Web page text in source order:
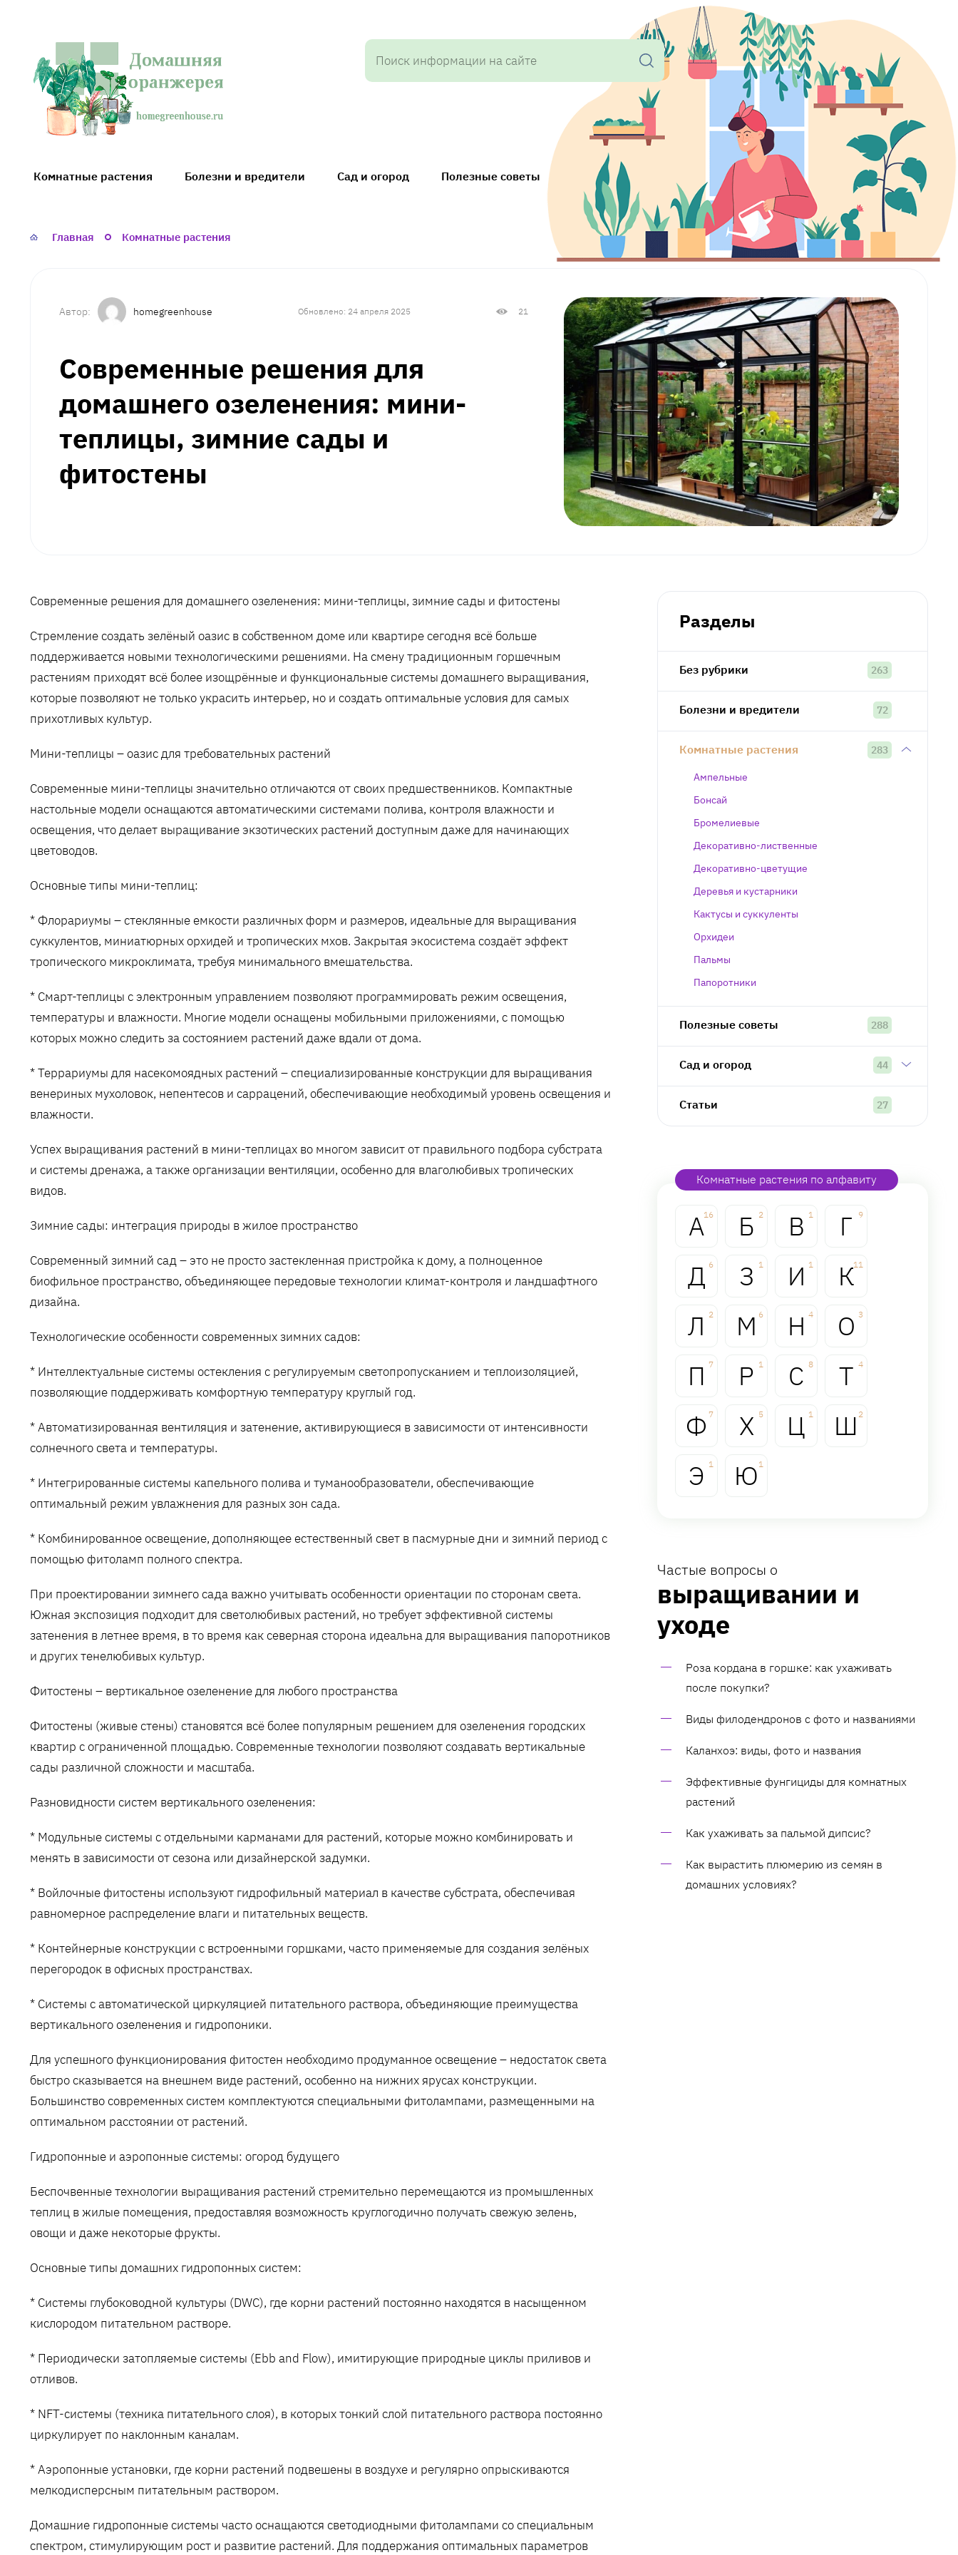
Домашняя
оранжерея
Комнатные растения Болезни и вредители Сад и огород Полезные советы
Главная Комнатные растения
homegreenhouse Обновлено: 24 апреля 2025 21
Современные решения для
домашнего озеленения: мини-
теплицы, зимние сады и
фитостены
Современные решения для домашнего озеленения: мини-теплицы, зимние сады и фитостены
Стремление создать зелёный оазис в собственном доме или квартире сегодня всё больше
поддерживается новыми технологическими решениями. На смену традиционным горшечным
растениям приходят всё более изощрённые и функциональные системы домашнего выращивания,
которые позволяют не только украсить интерьер, но и создать оптимальные условия для самых
прихотливых культур.
Мини-теплицы – оазис для требовательных растений
Современные мини-теплицы значительно отличаются от своих предшественников. Компактные
настольные модели оснащаются автоматическими системами полива, контроля влажности и
освещения, что делает выращивание экзотических растений доступным даже для начинающих
цветоводов.
Основные типы мини-теплиц:
* Флорариумы – стеклянные емкости различных форм и размеров, идеальные для выращивания
суккулентов, миниатюрных орхидей и тропических мхов. Закрытая экосистема создаёт эффект
тропического микроклимата, требуя минимального вмешательства.
* Смарт-теплицы с электронным управлением позволяют программировать режим освещения,
температуры и влажности. Многие модели оснащены мобильными приложениями, с помощью
которых можно следить за состоянием растений даже вдали от дома.
* Террариумы для насекомоядных растений – специализированные конструкции для выращивания
венериных мухоловок, непентесов и саррацений, обеспечивающие необходимый уровень освещения и
влажности.
Успех выращивания растений в мини-теплицах во многом зависит от правильного подбора субстрата
и системы дренажа, а также организации вентиляции, особенно для влаголюбивых тропических
видов.
Зимние сады: интеграция природы в жилое пространство
Современный зимний сад – это не просто застекленная пристройка к дому, а полноценное
биофильное пространство, объединяющее передовые технологии климат-контроля и ландшафтного
дизайна.
Технологические особенности современных зимних садов:
* Интеллектуальные системы остекления с регулируемым светопропусканием и теплоизоляцией,
позволяющие поддерживать комфортную температуру круглый год.
* Автоматизированная вентиляция и затенение, активирующиеся в зависимости от интенсивности
солнечного света и температуры.
* Интегрированные системы капельного полива и туманообразователи, обеспечивающие
оптимальный режим увлажнения для разных зон сада.
* Комбинированное освещение, дополняющее естественный свет в пасмурные дни и зимний период с
помощью фитоламп полного спектра.
При проектировании зимнего сада важно учитывать особенности ориентации по сторонам света.
Южная экспозиция подходит для светолюбивых растений, но требует эффективной системы
затенения в летнее время, в то время как северная сторона идеальна для выращивания папоротников
и других тенелюбивых культур.
Фитостены – вертикальное озеленение для любого пространства
Фитостены (живые стены) становятся всё более популярным решением для озеленения городских
квартир с ограниченной площадью. Современные технологии позволяют создавать вертикальные
сады различной сложности и масштаба.
Разновидности систем вертикального озеленения:
* Модульные системы с отдельными карманами для растений, которые можно комбинировать и
менять в зависимости от сезона или дизайнерской задумки.
* Войлочные фитостены используют гидрофильный материал в качестве субстрата, обеспечивая
равномерное распределение влаги и питательных веществ.
* Контейнерные конструкции с встроенными горшками, часто применяемые для создания зелёных
перегородок в офисных пространствах.
* Системы с автоматической циркуляцией питательного раствора, объединяющие преимущества
вертикального озеленения и гидропоники.
Для успешного функционирования фитостен необходимо продуманное освещение – недостаток света
быстро сказывается на внешнем виде растений, особенно на нижних ярусах конструкции.
Большинство современных систем комплектуются специальными фитолампами, размещенными на
оптимальном расстоянии от растений.
Гидропонные и аэропонные системы: огород будущего
Беспочвенные технологии выращивания растений стремительно перемещаются из промышленных
теплиц в жилые помещения, предоставляя возможность круглогодично получать свежую зелень,
овощи и даже некоторые фрукты.
Основные типы домашних гидропонных систем:
* Системы глубоководной культуры (DWC), где корни растений постоянно находятся в насыщенном
кислородом питательном растворе.
* Периодически затопляемые системы (Ebb and Flow), имитирующие природные циклы приливов и
отливов.
* NFT-системы (техника питательного слоя), в которых тонкий слой питательного раствора постоянно
циркулирует по наклонным каналам.
* Аэропонные установки, где корни растений подвешены в воздухе и регулярно опрыскиваются
мелкодисперсным питательным раствором.
Домашние гидропонные системы часто оснащаются светодиодными фитолампами со специальным
спектром, стимулирующим рост и развитие растений. Для поддержания оптимальных параметров
Разделы
Без рубрики 263
Болезни и вредители 72
Комнатные растения 283
Ампельные
Бонсай
Бромелиевые
Декоративно-лиственные
Декоративно-цветущие
Деревья и кустарники
Кактусы и суккуленты
Орхидеи
Пальмы
Папоротники
Полезные советы 288
Сад и огород 44
Статьи 27
Комнатные растения по алфавиту
А16 Б 2 В 1 Г 9
Д 6 З 1 И 1 К11
Л 2 М 6 Н 4 О 3
П 7 Р 1 С 8 Т 4
Ф 7 Х 5 Ц 1 Ш 2
Э 1 Ю 1
Частые вопросы о
выращивании и
уходе
Роза кордана в горшке: как ухаживать
после покупки?
Виды филодендронов с фото и названиями
Каланхоэ: виды, фото и названия
Эффективные фунгициды для комнатных
растений
Как ухаживать за пальмой дипсис?
Как вырастить плюмерию из семян в
домашних условиях?